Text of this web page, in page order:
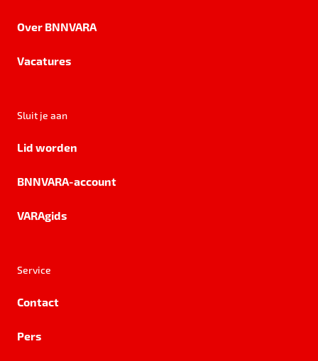
Over BNNVARA
Vacatures
Sluit je aan
Lid worden
BNNVARA-account
VARAgids
Service
Contact
Pers